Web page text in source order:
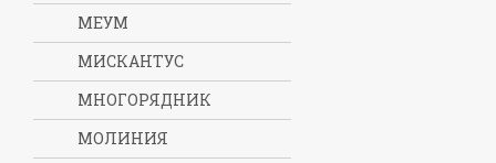
МЕУМ
МИСКАНТУС
МНОГОРЯДНИК
МОЛИНИЯ